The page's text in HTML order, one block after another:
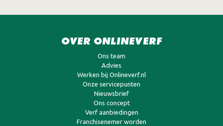
OVER ONLINEVERF
Ons team
Advies
Werken bij Onlineverf.nl
Onze servicepunten
Nieuwsbrief
Ons concept
Verf aanbiedingen
Franchisenemer worden